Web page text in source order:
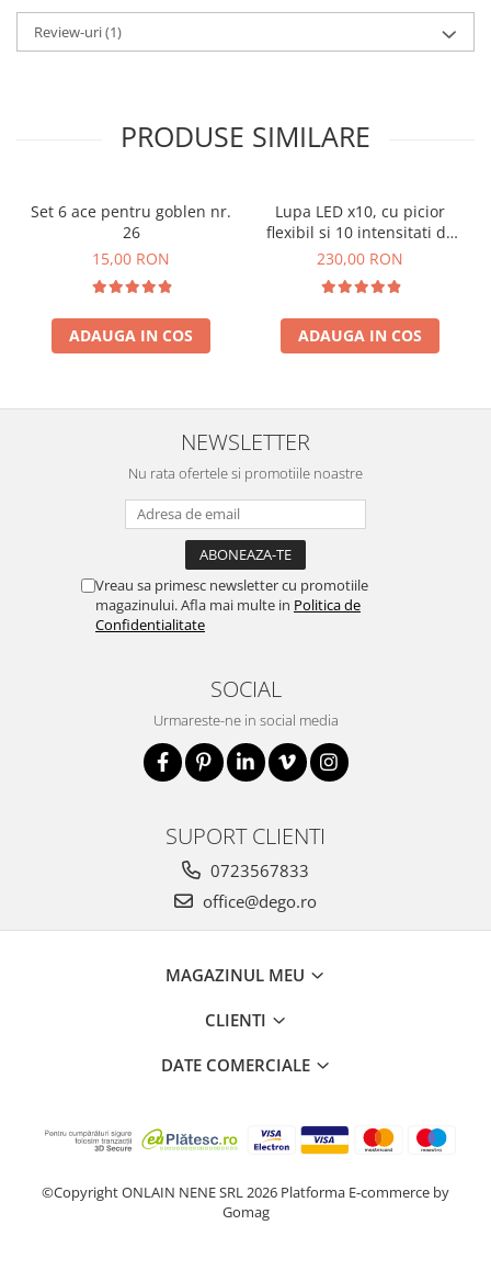
Review-uri(1)
PRODUSE SIMILARE
Set 6 ace pentru goblen nr.
26
15,00 RON
ADAUGA IN COS
Lupa LED x10, cu picior
flexibil si 10 intensitati de
lumina
230,00 RON
ADAUGA IN COS
NEWSLETTER
Nu rata ofertele si promotiile noastre
Vreau sa primesc newsletter cu promotiile
magazinului. Afla mai multe in Politica de
Confidentialitate
SOCIAL
Urmareste-ne in social media
SUPORT CLIENTI
0723567833
office@dego.ro
MAGAZINUL MEU
CLIENTI
DATE COMERCIALE
©Copyright ONLAIN NENE SRL 2026 Platforma E-commerce by
Gomag